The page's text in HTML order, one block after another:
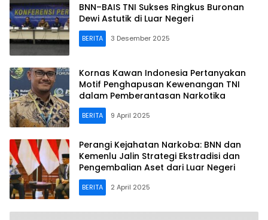
BNN–BAIS TNI Sukses Ringkus Buronan
Dewi Astutik di Luar Negeri
BERITA 3 Desember 2025
Kornas Kawan Indonesia Pertanyakan
Motif Penghapusan Kewenangan TNI
dalam Pemberantasan Narkotika
BERITA 9 April 2025
Perangi Kejahatan Narkoba: BNN dan
Kemenlu Jalin Strategi Ekstradisi dan
Pengembalian Aset dari Luar Negeri
BERITA 2 April 2025